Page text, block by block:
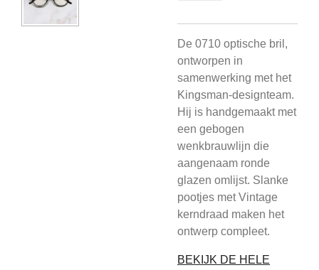
De 0710 optische bril,
ontworpen in
samenwerking met het
Kingsman-designteam.
Hij is handgemaakt met
een gebogen
wenkbrauwlijn die
aangenaam ronde
glazen omlijst. Slanke
pootjes met Vintage
kerndraad maken het
ontwerp compleet.
BEKIJK DE HELE